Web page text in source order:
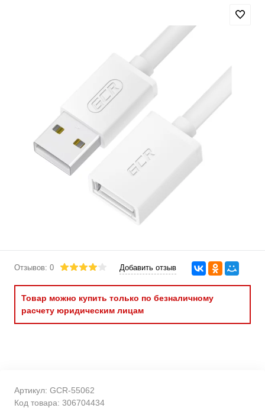
Отзывов: 0 Добавить отзыв
Товар можно купить только по безналичному
расчету юридическим лицам
Артикул: GCR-55062
Код товара: 306704434